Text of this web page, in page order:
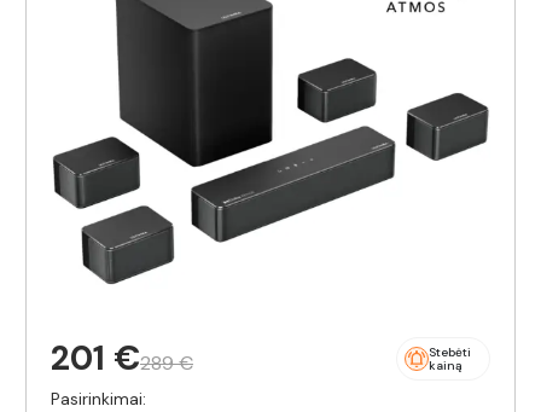
201 €289 €
Stebėti
kainą
Pasirinkimai: